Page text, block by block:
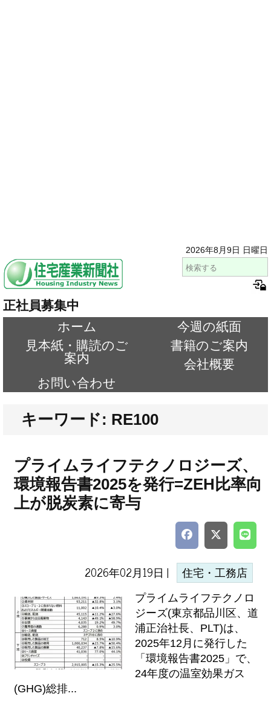
2026年8月9日 日曜日
正社員募集中
ホーム
今週の紙面
見本紙・購読のご
案内
書籍のご案内
会社概要
お問い合わせ
キーワード: RE100
プライムライフテクノロジーズ、
環境報告書2025を発行=ZEH比率向
上が脱炭素に寄与
2026年02月19日 | 住宅・工務店
プライムライフテクノロ
ジーズ(東京都品川区、道
浦正治社長、PLT)は、
2025年12月に発行した
「環境報告書2025」で、
24年度の温室効果ガス
(GHG)総排...